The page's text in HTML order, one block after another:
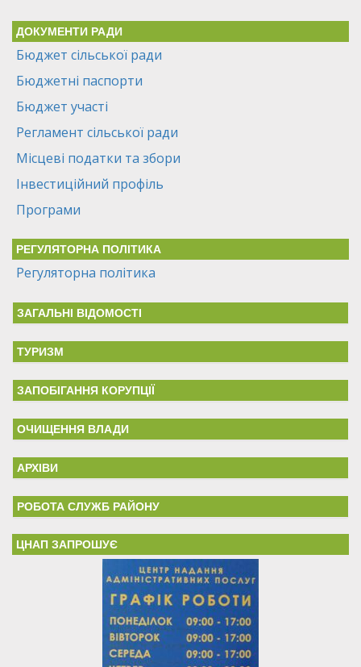
ДОКУМЕНТИ РАДИ
Бюджет сільської ради
Бюджетні паспорти
Бюджет участі
Регламент сільської ради
Місцеві податки та збори
Інвестиційний профіль
Програми
РЕГУЛЯТОРНА ПОЛІТИКА
Регуляторна політика
ЗАГАЛЬНІ ВІДОМОСТІ
ТУРИЗМ
ЗАПОБІГАННЯ КОРУПЦІЇ
ОЧИЩЕННЯ ВЛАДИ
АРХІВИ
РОБОТА СЛУЖБ РАЙОНУ
ЦНАП ЗАПРОШУЄ